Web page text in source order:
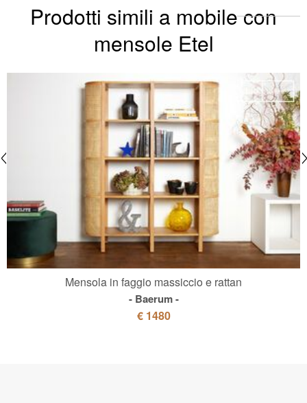
Prodotti simili a mobile con
mensole Etel
Mensola in faggio massiccio e rattan
Baerum
€ 1480